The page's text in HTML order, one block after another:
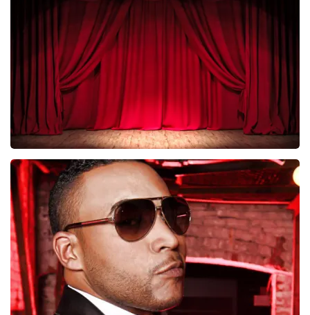
laatste 30 minuten
BESTEL NU
Job Knoester
247laatste 30 minuten
BESTEL NU